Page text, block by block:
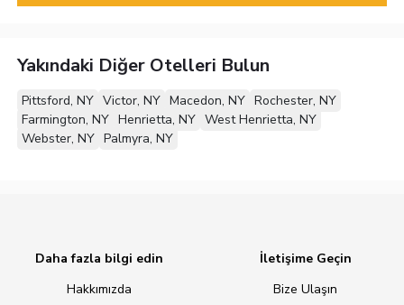
Yakındaki Diğer Otelleri Bulun
Pittsford, NY Victor, NY Macedon, NY Rochester, NY
Farmington, NY Henrietta, NY West Henrietta, NY
Webster, NY Palmyra, NY
Daha fazla bilgi edin
Hakkımızda
İletişime Geçin
Bize Ulaşın